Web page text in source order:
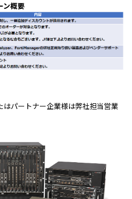
ン概要
はパートナー企業様は弊社担当営業